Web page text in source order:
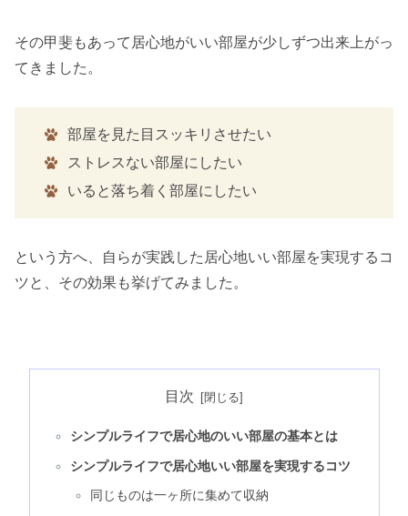
その甲斐もあって居心地がいい部屋が少しずつ出来上がっ
てきました。
部屋を見た目スッキリさせたい
ストレスない部屋にしたい
いると落ち着く部屋にしたい
という方へ、自らが実践した居心地いい部屋を実現するコ
ツと、その効果も挙げてみました。
目次
シンプルライフで居心地のいい部屋の基本とは
シンプルライフで居心地いい部屋を実現するコツ
同じものは一ヶ所に集めて収納